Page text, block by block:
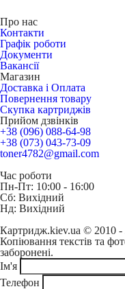
Про нас
Контакти
Графік роботи
Документи
Вакансії
Магазин
Доставка і Оплата
Повернення товару
Скупка картриджів
Прийом дзвінків
+38 (096) 088-64-98
+38 (073) 043-73-09
toner4782@gmail.com
Час роботи
Пн-Пт: 10:00 - 16:00
Сб: Вихідний
Нд: Вихідний
Картридж.kiev.ua © 2010 -
Копіювання текстів та
заборонені.
Ім'я
Телефон